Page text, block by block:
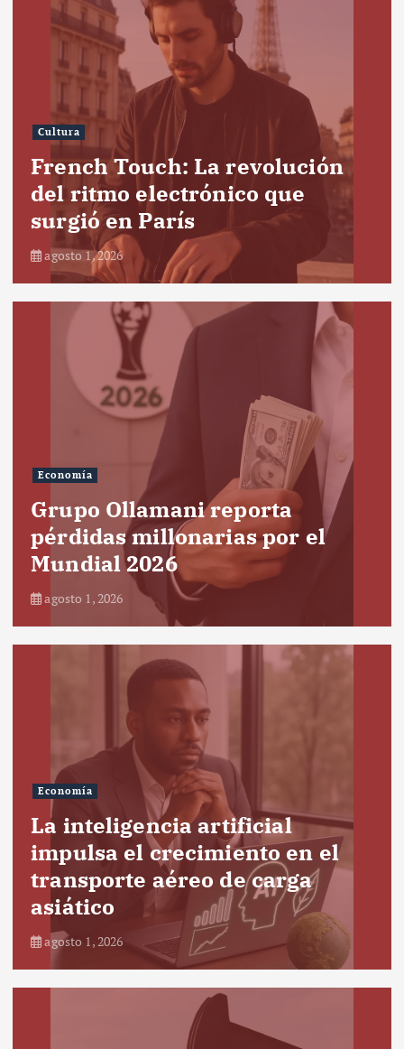
Cultura
French Touch: La revolución
del ritmo electrónico que
surgió en París
agosto 1, 2026
Economía
Grupo Ollamani reporta
pérdidas millonarias por el
Mundial 2026
agosto 1, 2026
Economía
La inteligencia artificial
impulsa el crecimiento en el
transporte aéreo de carga
asiático
agosto 1, 2026